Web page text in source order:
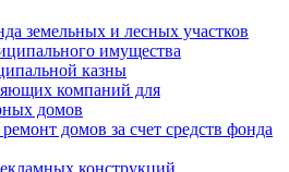
земельных и лесных участков
имущества
казны
компаний для
домов
домов за счет средств фонда
конструкций